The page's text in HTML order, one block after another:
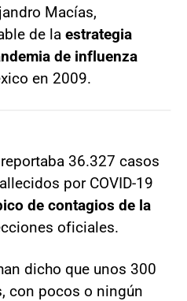
Macías,
de la estrategia
de influenza
en 2009.
36.327 casos
por COVID-19
de contagios de la
oficiales.
dicho que unos 300
con pocos o ningún